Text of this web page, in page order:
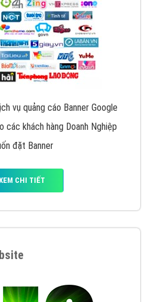
vụ quảng cáo Banner Google
các khách hàng Doanh Nghiệp
đặt Banner
CHI TIẾT